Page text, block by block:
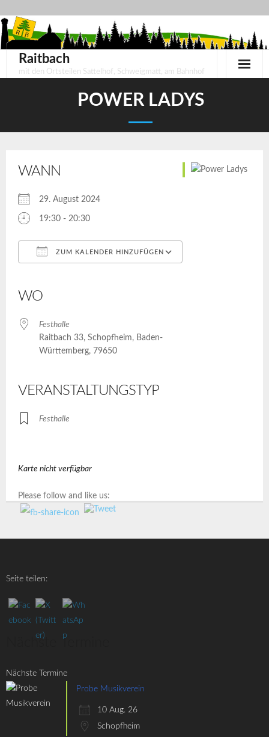
Skip
to
contentRaitbach
mit den Ortsteilen Sattelhof, Schweigmatt, am Bahnhof
POWER LADYS
WANN
29. August 2024
19:30 - 20:30
ZUM KALENDER HINZUFÜGEN
WO
Festhalle
Raitbach 33, Schopfheim, Baden-
Württemberg, 79650
VERANSTALTUNGSTYP
Festhalle
Karte nicht verfügbar
Please follow and like us:
Seite teilen:
Nächste Termine
Nächste Termine
Probe Musikverein
10 Aug. 26
Schopfheim